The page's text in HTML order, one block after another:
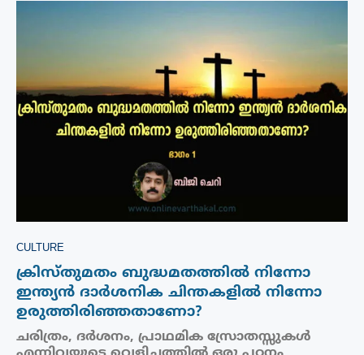
CULTURE
ക്രിസ്തുമതം ബുദ്ധമതത്തിൽ നിന്നോ
ഇന്ത്യൻ ദാർശനിക ചിന്തകളിൽ നിന്നോ
ഉരുത്തിരിഞ്ഞതാണോ?
ചരിത്രം, ദർശനം, പ്രാഥമിക സ്രോതസ്സുകൾ